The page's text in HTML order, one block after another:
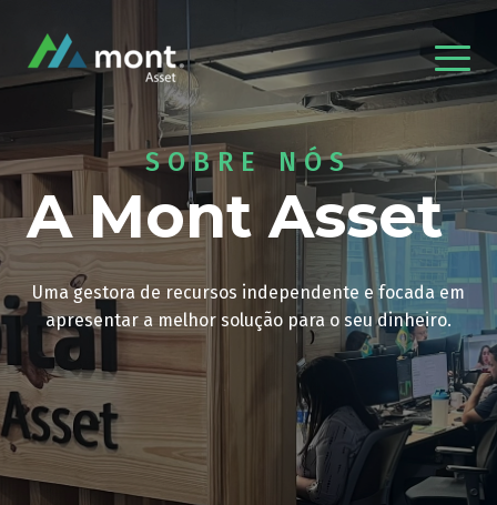
SOBRE NÓS
A Mont Asset
Uma gestora de recursos independente e focada em
apresentar a melhor solução para o seu dinheiro.